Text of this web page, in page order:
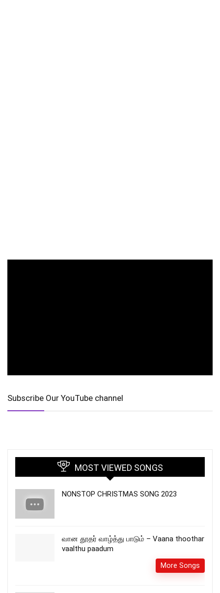
Subscribe Our YouTube channel
MOST VIEWED SONGS
NONSTOP CHRISTMAS SONG 2023
வான தூதர் வாழ்த்து பாடும் – Vaana thoothar
vaalthu paadum
More Songs